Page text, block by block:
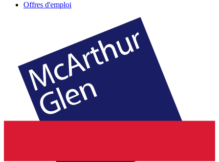
Offres d'emploi